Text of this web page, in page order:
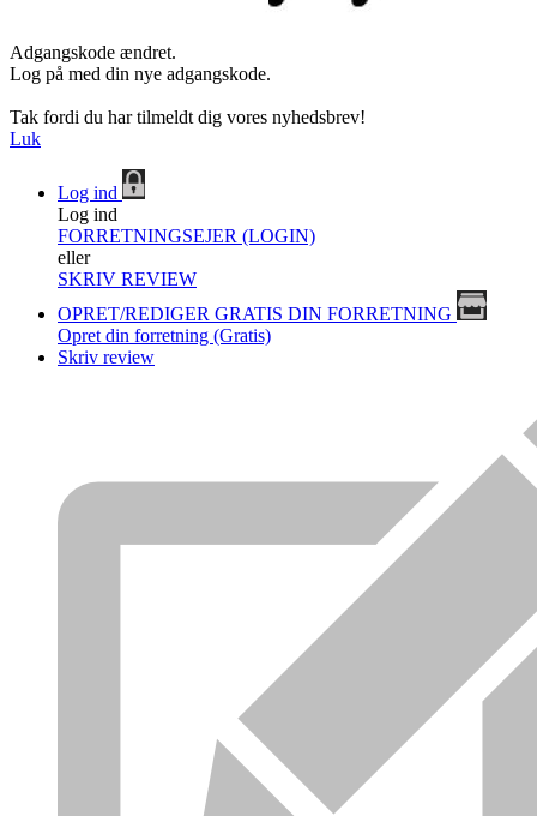
Adgangskode ændret.
Log på med din nye adgangskode.
Tak fordi du har tilmeldt dig vores nyhedsbrev!
Luk
Log ind
Log ind
FORRETNINGSEJER (LOGIN)
eller
SKRIV REVIEW
OPRET/REDIGER GRATIS DIN FORRETNING
Opret din forretning (Gratis)
Skriv review